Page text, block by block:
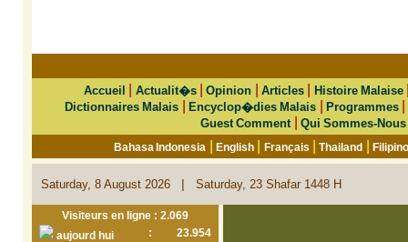
Accueil Actualit�s|Opinion Articles| Histoire Malaise
Dictionnaires Malais |Encyclop�dies Malais |Programmes
Guest Comment Qui Sommes-Nous
Bahasa Indonesia |English Français |Thailand |
Saturday, 8 August 2026 | Saturday, 23 Shafar 1448 H
Visiteurs en ligne : 2.069
aujourd hui
:
23.954